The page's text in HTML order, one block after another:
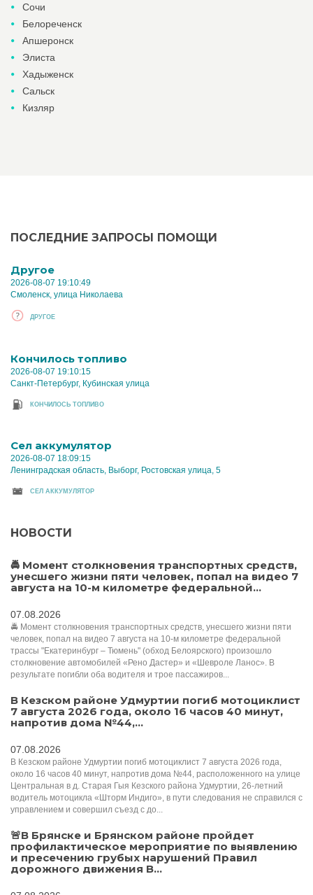
Сочи
Белореченск
Апшеронск
Элиста
Хадыженск
Сальск
Кизляр
ПОСЛЕДНИЕ ЗАПРОСЫ ПОМОЩИ
Другое
2026-08-07 19:10:49
Смоленск, улица Николаева
ДРУГОЕ
Кончилось топливо
2026-08-07 19:10:15
Санкт-Петербург, Кубинская улица
КОНЧИЛОСЬ ТОПЛИВО
Cел аккумулятор
2026-08-07 18:09:15
Ленинградская область, Выборг, Ростовская улица, 5
CЕЛ АККУМУЛЯТОР
НОВОСТИ
🚔 Момент столкновения транспортных средств,
унесшего жизни пяти человек, попал на видео 7
августа на 10-м километре федеральной...
07.08.2026
🚔 Момент столкновения транспортных средств, унесшего жизни пяти
человек, попал на видео 7 августа на 10-м километре федеральной
трассы "Екатеринбург – Тюмень" (обход Белоярского) произошло
столкновение автомобилей «Рено Дастер» и «Шевроле Ланос». В
результате погибли оба водителя и трое пассажиров...
В Кезском районе Удмуртии погиб мотоциклист
7 августа 2026 года, около 16 часов 40 минут,
напротив дома №44,...
07.08.2026
В Кезском районе Удмуртии погиб мотоциклист 7 августа 2026 года,
около 16 часов 40 минут, напротив дома №44, расположенного на улице
Центральная в д. Старая Гыя Кезского района Удмуртии, 26-летний
водитель мотоцикла «Шторм Индиго», в пути следования не справился с
управлением и совершил съезд с до...
🚨В Брянске и Брянском районе пройдет
профилактическое мероприятие по выявлению
и пресечению грубых нарушений Правил
дорожного движения В...